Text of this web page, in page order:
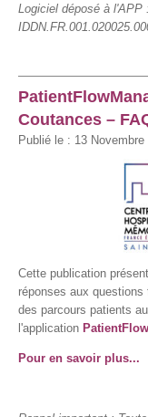
Logiciel déposé à l'APP :
Coutances –
Publié le : 13 Novembre
Cette publication
réponses aux
des parcours patients
l'application
Pour en savoir plus...